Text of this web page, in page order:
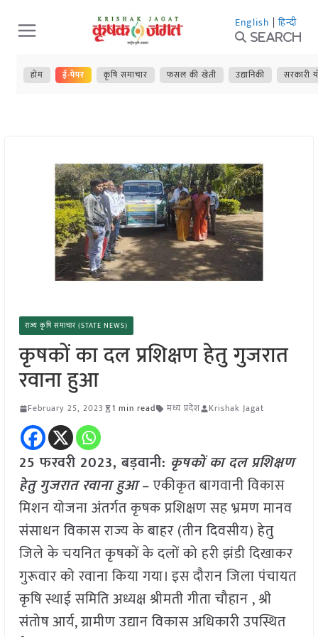
Skip
to
content
English | हिन्दी
Search
होम ई-पेपर कृषि समाचार फसल की खेती उद्यानिकी सरकारी
राज्य कृषि समाचार (STATE NEWS)
कृषकों का दल प्रशिक्षण हेतु गुजरात
रवाना हुआ
February 25, 2023 1 min read मध्य प्रदेश Krishak Jagat
25 फरवरी 2023, बड़वानी: कृषकों का दल प्रशिक्षण
हेतु गुजरात रवाना हुआ– एकीकृत बागवानी विकास
मिशन योजना अंतर्गत कृषक प्रशिक्षण सह भ्रमण मानव
संसाधन विकास राज्य के बाहर (तीन दिवसीय) हेतु
जिले के चयनित कृषकों के दलों को हरी झंडी दिखाकर
गुरूवार को रवाना किया गया। इस दौरान जिला पंचायत
कृषि स्थाई समिति अध्यक्ष श्रीमती गीता चौहान , श्री
संतोष आर्य, ग्रामीण उद्यान विकास अधिकारी उपस्थित